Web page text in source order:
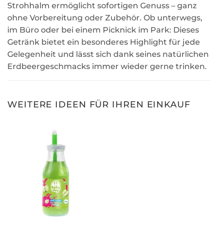
Strohhalm ermöglicht sofortigen Genuss – ganz
ohne Vorbereitung oder Zubehör. Ob unterwegs,
im Büro oder bei einem Picknick im Park: Dieses
Getränk bietet ein besonderes Highlight für jede
Gelegenheit und lässt sich dank seines natürlichen
Erdbeergeschmacks immer wieder gerne trinken.
WEITERE IDEEN FÜR IHREN EINKAUF